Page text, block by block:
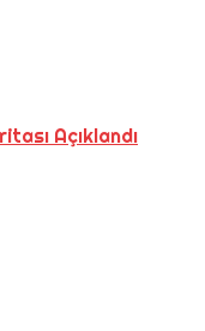
Açıklandı